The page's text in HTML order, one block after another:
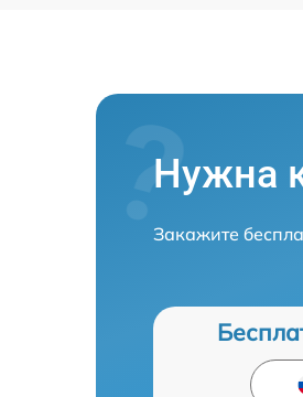
Нужна
Закажите